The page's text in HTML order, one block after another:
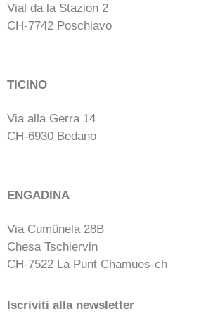
Vial da la Stazion 2
CH-7742 Poschiavo
TICINO
Via alla Gerra 14
CH-6930 Bedano
ENGADINA
Via Cumünela 28B
Chesa Tschiervin
CH-7522 La Punt Chamues-ch
Iscriviti alla newsletter